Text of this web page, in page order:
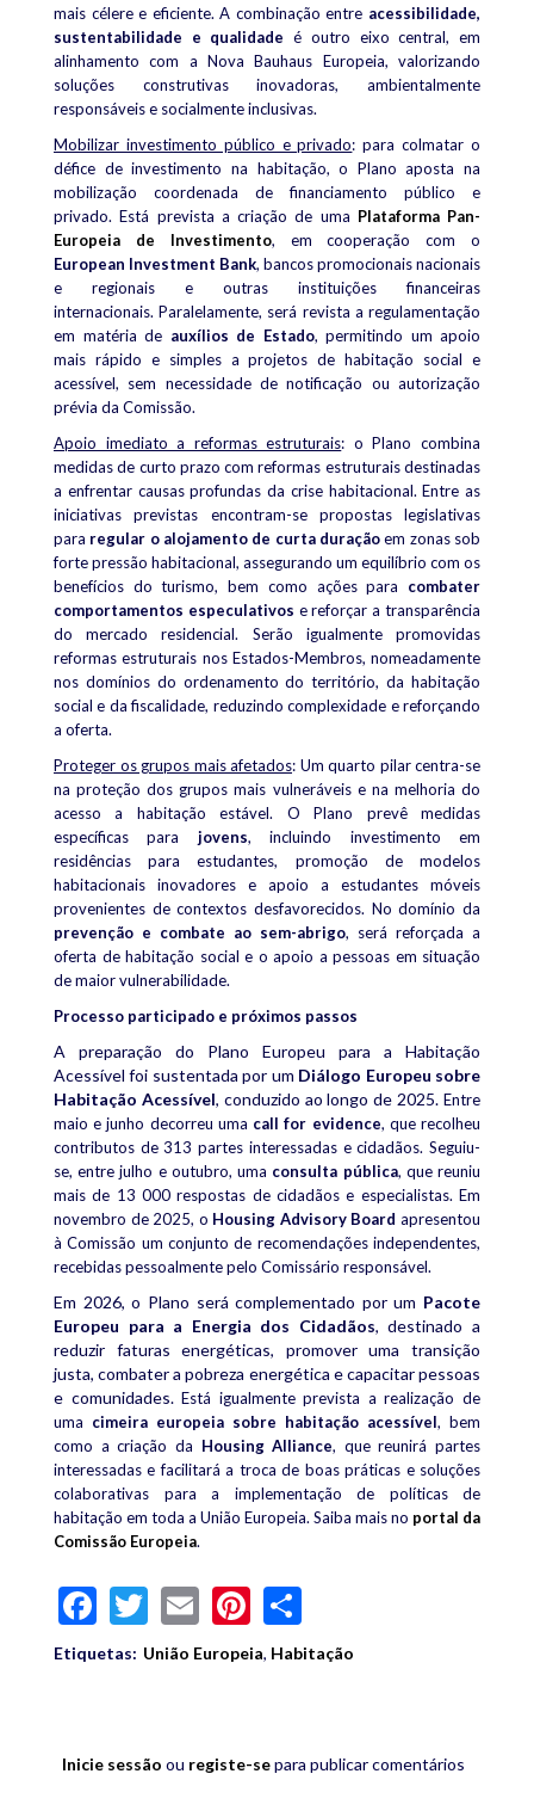
mais célere e eficiente.A combinação entre acessibilidade,
sustentabilidade e qualidade é outro eixo central, em
alinhamento com a Nova Bauhaus Europeia, valorizando
soluções construtivas inovadoras, ambientalmente
responsáveis e socialmente inclusivas.
Mobilizar investimento público e privado: para colmatar o
défice de investimento na habitação, o Plano aposta na
mobilização coordenada de financiamento público e
privado.Está prevista a criação de uma Plataforma Pan-
Europeia de Investimento, em cooperação com o
European Investment Bank, bancos promocionais nacionais
e regionais e outras instituições financeiras
internacionais.Paralelamente, será revista a regulamentação
em matéria de auxílios de Estado, permitindo um apoio
mais rápido e simples a projetos de habitação social e
acessível, sem necessidade de notificação ou autorização
prévia da Comissão.
Apoio imediato a reformas estruturais: o Plano combina
medidas de curto prazo com reformas estruturais destinadas
a enfrentar causas profundas da crise habitacional.Entre as
iniciativas previstas encontram-se propostas legislativas
para regular o alojamento de curta duraçãoem zonas sob
forte pressão habitacional, assegurando um equilíbrio com os
benefícios do turismo, bem como ações para combater
comportamentos especulativos e reforçar a transparência
do mercado residencial. Serão igualmente promovidas
reformas estruturais nos Estados-Membros, nomeadamente
nos domínios do ordenamento do território, da habitação
social e da fiscalidade, reduzindo complexidade e reforçando
a oferta.
Proteger os grupos mais afetados: Um quarto pilar centra-se
na proteção dos grupos mais vulneráveis e na melhoria do
acesso a habitação estável. O Plano prevê medidas
específicas para jovens, incluindo investimento em
residências para estudantes, promoção de modelos
habitacionais inovadores e apoio a estudantes móveis
provenientes de contextos desfavorecidos. No domínio da
prevenção e combate ao sem-abrigo, será reforçada a
oferta de habitação social e o apoio a pessoas em situação
de maior vulnerabilidade.
Processo participado e próximos passos
A preparação do Plano Europeu para a Habitação
Acessível foi sustentada por um Diálogo Europeu sobre
Habitação Acessível, conduzido ao longo de 2025.Entre
maio e junho decorreu uma call for evidence, que recolheu
contributos de 313 partes interessadas e cidadãos. Seguiu-
se, entre julho e outubro, uma consulta pública, que reuniu
mais de 13 000 respostas de cidadãos e especialistas. Em
novembro de 2025, o Housing Advisory Board apresentou
à Comissão um conjunto de recomendações independentes,
recebidas pessoalmente pelo Comissário responsável.
Em 2026, o Plano será complementado por um Pacote
Europeu para a Energia dos Cidadãos, destinado a
reduzir faturas energéticas, promover uma transição
justa, combater a pobreza energética e capacitar pessoas
e comunidades.Está igualmente prevista a realização de
uma cimeira europeia sobre habitação acessível, bem
como a criação da Housing Alliance, que reunirá partes
interessadas e facilitará a troca de boas práticas e soluções
colaborativas para a implementação de políticas de
habitação em toda a União Europeia. Saiba mais no portal da
Comissão Europeia.
Facebook
Twitter
EmailPinterest
Etiquetas: União Europeia, Habitação
Inicie sessão ou registe-separa publicar comentários